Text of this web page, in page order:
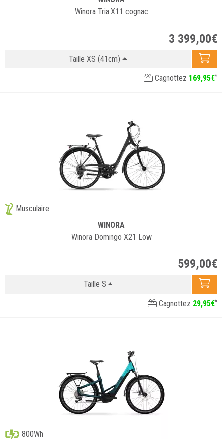
Winora Tria X11 cognac
3 399,00€
Taille XS (41cm)
Cagnottez 169,95€*
Musculaire
WINORA
Winora Domingo X21 Low
599,00€
Taille S
Cagnottez 29,95€*
800Wh